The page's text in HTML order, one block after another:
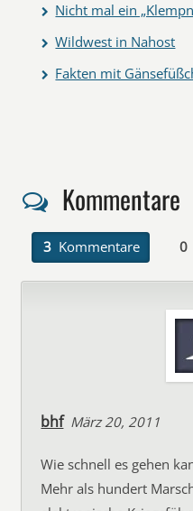
Nicht mal ein
Wildwest in Nahost
Fakten mit
Kommentare
3 Kommentare 0
bhf März 20, 2011
Wie schnell es gehen
Mehr als hundert